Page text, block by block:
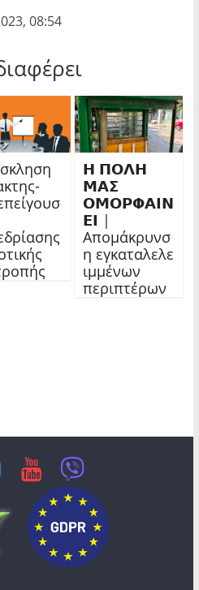
08:54
𝝜 𝝥𝝤𝝠𝝜
𝝡𝝖𝝨
𝝤𝝡𝝤𝝦𝝫𝝖𝝞𝝢
𝝚𝝞 |
Απομάκρυνσ
η εγκαταλελε
ιμμένων
περιπτέρων